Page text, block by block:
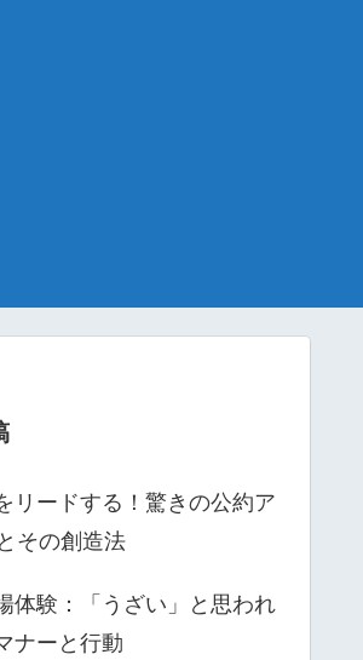
リードする！驚きの公約ア
その創造法
体験：「うざい」と思われ
ナーと行動